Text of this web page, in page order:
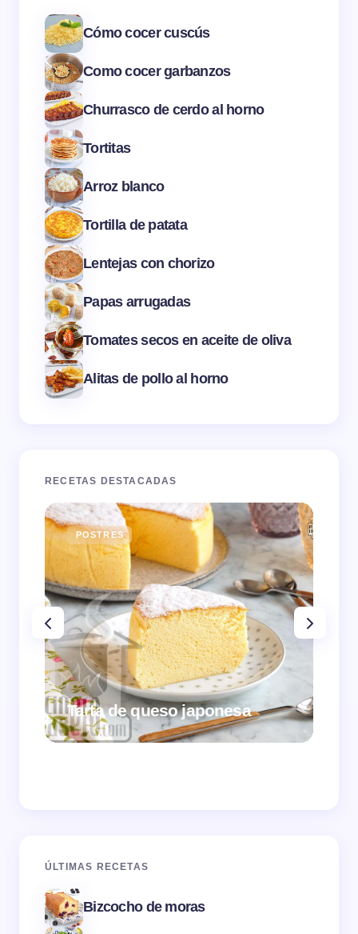
Cómo cocer cuscús
Como cocer garbanzos
Churrasco de cerdo al horno
Tortitas
Arroz blanco
Tortilla de patata
Lentejas con chorizo
Papas arrugadas
Tomates secos en aceite de oliva
Alitas de pollo al horno
RECETAS DESTACADAS
POSTRES
Tarta de queso japonesa
ÚLTIMAS RECETAS
Bizcocho de moras